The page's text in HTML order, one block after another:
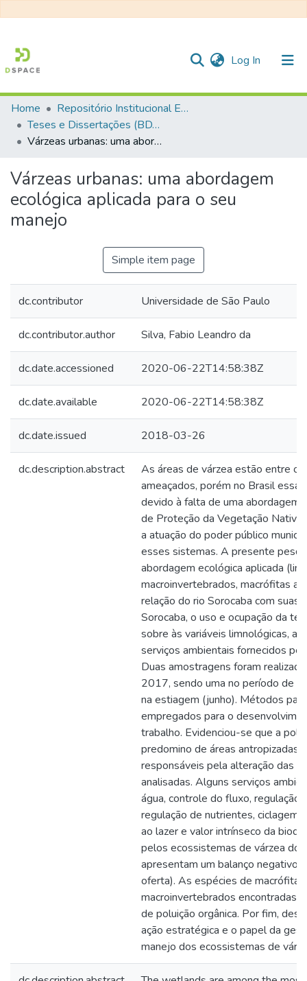
Log In (current)
Communities & Collections
All of DSpace
Statistics
Home
Repositório Institucional EESC
Teses e Dissertações (BDTD USP)
Várzeas urbanas: uma abordagem ecológica aplicada para o seu manejo
Várzeas urbanas: uma abordagem
ecológica aplicada para o seu
manejo
Simple item page
dc.contributor Universidade de São Paulo
dc.contributor.author Silva, Fabio Leandro da
dc.date.accessioned 2020-06-22T14:58:38Z
dc.date.available 2020-06-22T14:58:38Z
dc.date.issued 2018-03-26
dc.description.abstract
As áreas de várzea estão entre
ameaçados, porém no Brasil essa
devido à falta de uma abordagem
de Proteção da Vegetação
a atuação do poder público
esses sistemas. A presente
abordagem ecológica aplicada
macroinvertebrados, macrófitas
relação do rio Sorocaba com suas
Sorocaba, o uso e ocupação da
sobre às variáveis limnológicas,
serviços ambientais fornecidos
Duas amostragens foram
2017, sendo uma no período de
na estiagem (junho). Métodos
empregados para o
trabalho. Evidenciou-se que a
predomino de áreas antropizadas
responsáveis pela alteração das
analisadas. Alguns serviços
água, controle do fluxo, regulação
regulação de nutrientes, ciclagem
ao lazer e valor intrínseco da
pelos ecossistemas de várzea do
apresentam um balanço negativo
oferta). As espécies de
macroinvertebrados encontradas
de poluição orgânica. Por fim,
ação estratégica e o papel da
manejo dos ecossistemas de